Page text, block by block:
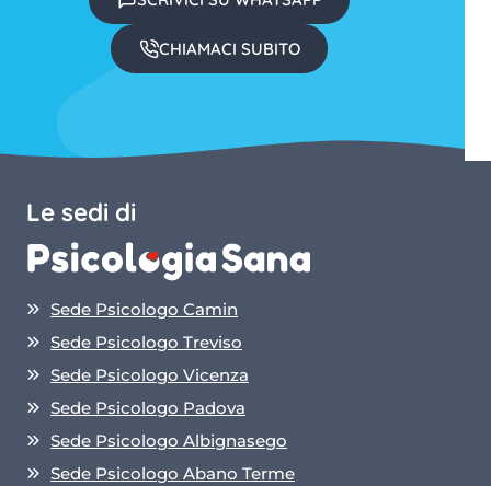
CHIAMACI SUBITO
Le sedi di
Sede Psicologo Camin
Sede Psicologo Treviso
Sede Psicologo Vicenza
Sede Psicologo Padova
Sede Psicologo Albignasego
Sede Psicologo Abano Terme